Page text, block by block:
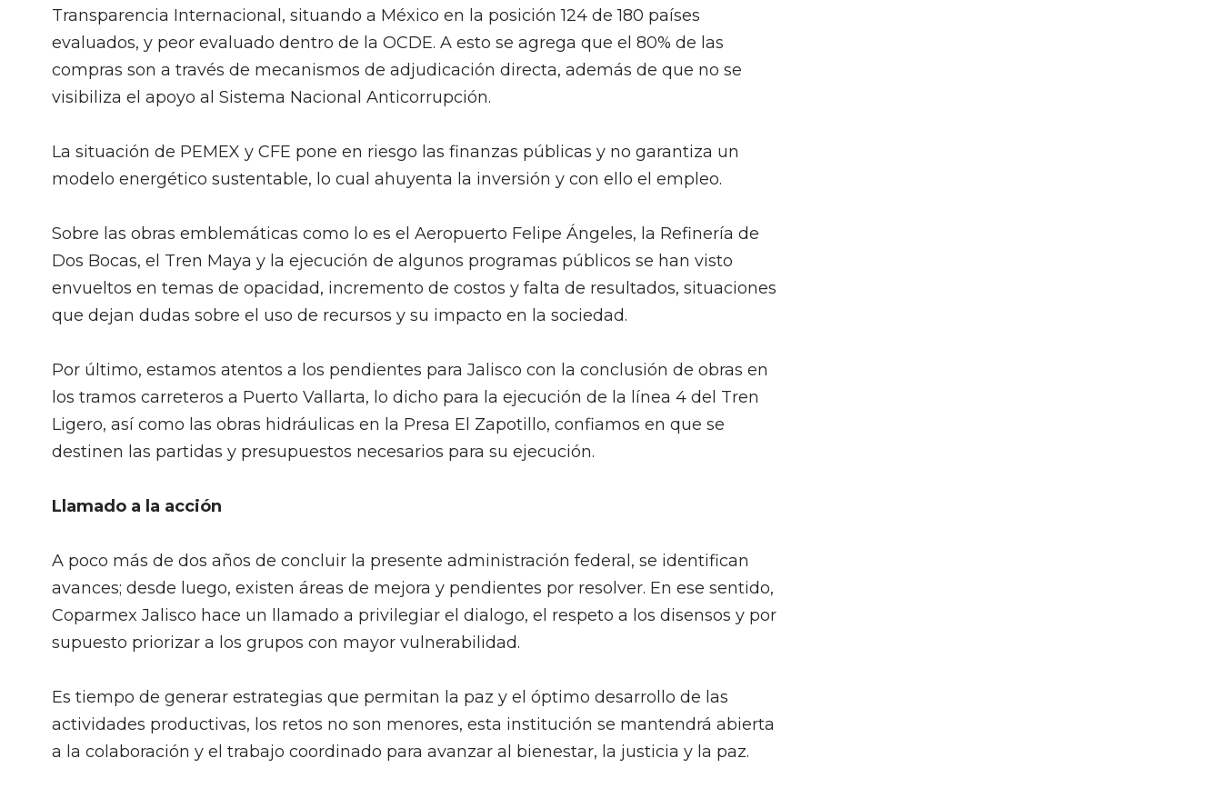
Transparencia Internacional, situando a México en la posición 124 de 180 países
evaluados, y peor evaluado dentro de la OCDE. A esto se agrega que el 80% de las
compras son a través de mecanismos de adjudicación directa, además de que no se
visibiliza el apoyo al Sistema Nacional Anticorrupción.
La situación de PEMEX y CFE pone en riesgo las finanzas públicas y no garantiza un
modelo energético sustentable, lo cual ahuyenta la inversión y con ello el empleo.
Sobre las obras emblemáticas como lo es el Aeropuerto Felipe Ángeles, la Refinería de
Dos Bocas, el Tren Maya y la ejecución de algunos programas públicos se han visto
envueltos en temas de opacidad, incremento de costos y falta de resultados, situaciones
que dejan dudas sobre el uso de recursos y su impacto en la sociedad.
Por último, estamos atentos a los pendientes para Jalisco con la conclusión de obras en
los tramos carreteros a Puerto Vallarta, lo dicho para la ejecución de la línea 4 del Tren
Ligero, así como las obras hidráulicas en la Presa El Zapotillo, confiamos en que se
destinen las partidas y presupuestos necesarios para su ejecución.
Llamado a la acción
A poco más de dos años de concluir la presente administración federal, se identifican
avances; desde luego, existen áreas de mejora y pendientes por resolver. En ese sentido,
Coparmex Jalisco hace un llamado a privilegiar el dialogo, el respeto a los disensos y por
supuesto priorizar a los grupos con mayor vulnerabilidad.
Es tiempo de generar estrategias que permitan la paz y el óptimo desarrollo de las
actividades productivas, los retos no son menores, esta institución se mantendrá abierta
a la colaboración y el trabajo coordinado para avanzar al bienestar, la justicia y la paz.